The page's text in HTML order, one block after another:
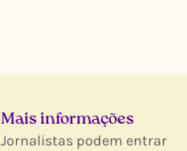
Mais informações
Jornalistas podem entrar